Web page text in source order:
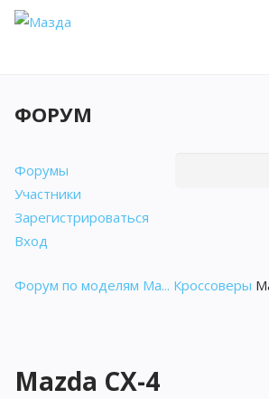
ФОРУМ
Форумы
Участники
Зарегистрироваться
Вход
Форум по моделям Ma... Кроссоверы
Mazda CX-4